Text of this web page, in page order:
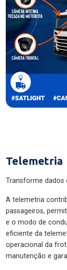
Telemetria
Transforme dados
A telemetria
passageiros,
e o modo de
eficiente da
operacional da
manutenção e